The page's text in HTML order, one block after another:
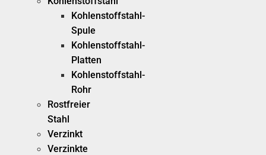
Kohlenstoffstahl-
Spule
Kohlenstoffstahl-
Platten
Kohlenstoffstahl-
Rohr
Rostfreier
Stahl
Verzinkt
Verzinkte